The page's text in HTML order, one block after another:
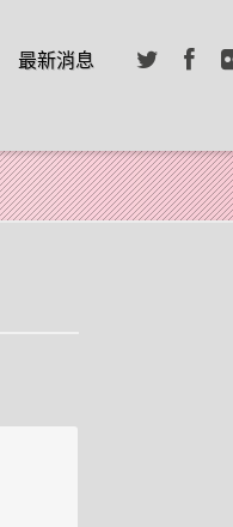
最新消息